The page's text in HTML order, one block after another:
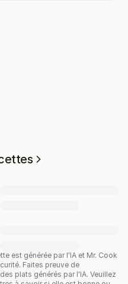
est générée par l'IA et Mr. Cook
Faites preuve de
plats générés par l'IA. Veuillez